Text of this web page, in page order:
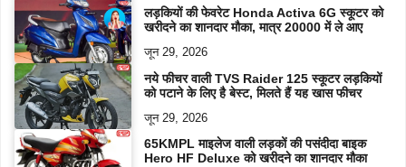
लड़कियों की फेवरेट Honda Activa 6G स्कूटर को
खरीदने का शानदार मौका, मात्र 20000 में ले आए
जून 29, 2026
नये फीचर वाली TVS Raider 125 स्कूटर लड़कियों
को पटाने के लिए है बेस्ट, मिलते हैं यह खास फीचर
जून 29, 2026
65KMPL माइलेज वाली लड़कों की पसंदीदा बाइक
Hero HF Deluxe को खरीदने का शानदार मौका